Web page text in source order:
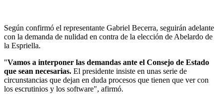
Según confirmó el representante Gabriel Becerra, seguirán adelante
con la demanda de nulidad en contra de la elección de Abelardo de
la Espriella.
"Vamos a interponer las demandas ante el Consejo de Estado
que sean necesarias. El presidente insiste en unas serie de
circunstancias que dejan en duda procesos que tienen que ver con
los escrutinios y los software", afirmó.